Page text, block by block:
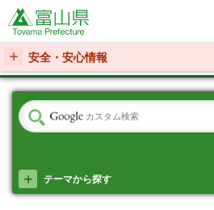
富山県
安全・安心情報
テーマから探す